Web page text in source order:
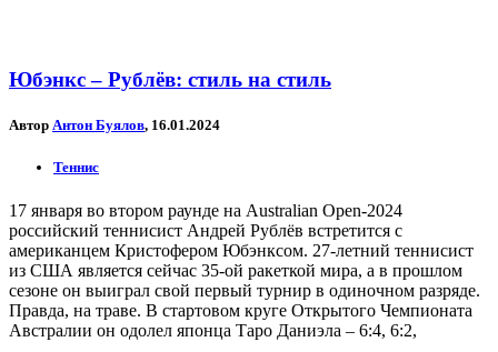
Юбэнкс – Рублёв: стиль на стиль
Автор Антон Буялов, 16.01.2024
Теннис
17 января во втором раунде на Australian Open-2024
российский теннисист Андрей Рублёв встретится с
американцем Кристофером Юбэнксом. 27-летний теннисист
из США является сейчас 35-ой ракеткой мира, а в прошлом
сезоне он выиграл свой первый турнир в одиночном разряде.
Правда, на траве. В стартовом круге Открытого Чемпионата
Австралии он одолел японца Таро Даниэла – 6:4, 6:2,